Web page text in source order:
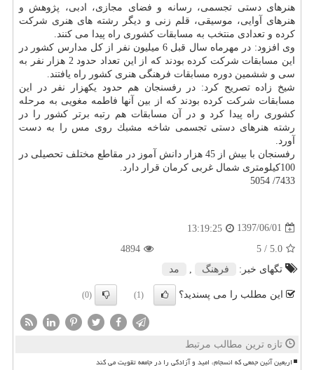
هنرهای دستی تجسمی، رسانه و فضای مجازی، ادبی، پژوهش و
هنرهای آوایی، موسیقی، قلم زنی و دیگر رشته های هنری شركت
كرده و تعدادی منتخب به مسابقات كشوری راه پیدا می كنند.
وی افزود: در مهرماه سال قبل 6 میلیون نفر از كل مدارس كشور در
این مسابقات شركت كرده بودند كه از این تعداد حدود 2 هزار نفر به
سی و ششمین دوره مسابقات فرهنگی هنری كشور راه یافتند.
شیخ زاده تصریح كرد: در رفسنجان هم حدود یكهزار نفر در این
مسابقات شركت كرده بودند كه از بین آنها فاطمه مغویی به مرحله
كشوری راه پیدا كرد و در آن مسابقات هم رتبه برتر كشور را در
رشته هنرهای دستی تجسمی شاخه مشبك روی مس را به دست
آورد.
رفسنجان با بیش از 45 هزار دانش آموز در مقاطع مختلف تحصیلی در
100كیلومتری شمال غربی كرمان قرار دارد.
7433/ 5054
1397/06/01
13:19:25
5.0
/ 5
4894
تگهای خبر:
فرهنگ مد
این مطلب را می پسندید؟ (1)
(0)
تازه ترین مطالب مرتبط
اربعین آئین جمعی که انسجام، امید و آزادگی را در جامعه تقویت می کند